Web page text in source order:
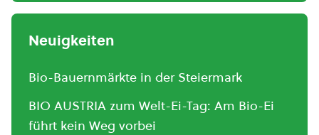
Neuigkeiten
Bio-Bauernmärkte in der Steiermark
BIO AUSTRIA zum Welt-Ei-Tag: Am Bio-Ei
führt kein Weg vorbei